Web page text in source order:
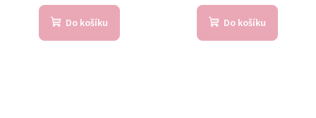
Do košíku Do košíku